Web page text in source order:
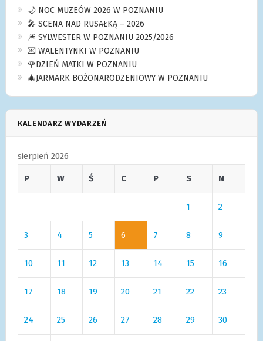
🌙 NOC MUZEÓW 2026 W POZNANIU
🎤 SCENA NAD RUSAŁKĄ – 2026
🎆 SYLWESTER W POZNANIU 2025/2026
💌 WALENTYNKI W POZNANIU
🌹DZIEŃ MATKI W POZNANIU
🎄JARMARK BOŻONARODZENIOWY W POZNANIU
KALENDARZ WYDARZEŃ
sierpień 2026
P W Ś C P S N
1 2
3 4 5 6 7 8 9
10 11 12 13 14 15 16
17 18 19 20 21 22 23
24 25 26 27 28 29 30